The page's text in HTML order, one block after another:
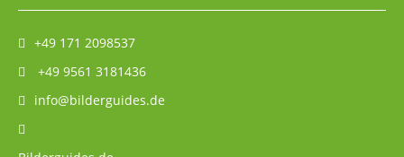
+49 171 2098537
+49 9561 3181436
info@bilderguides.de